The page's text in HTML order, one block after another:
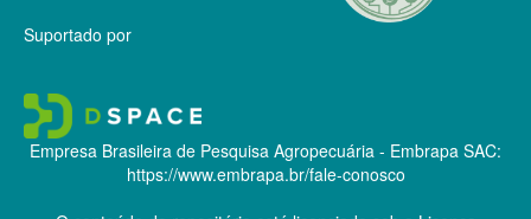
Suportado por
Empresa Brasileira de Pesquisa Agropecuária - Embrapa SAC:
https://www.embrapa.br/fale-conosco